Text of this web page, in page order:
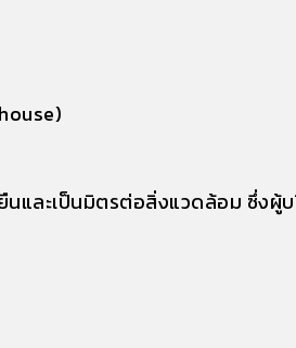
และเป็นมิตรต่อสิ่งแวดล้อม ซึ่งผู้